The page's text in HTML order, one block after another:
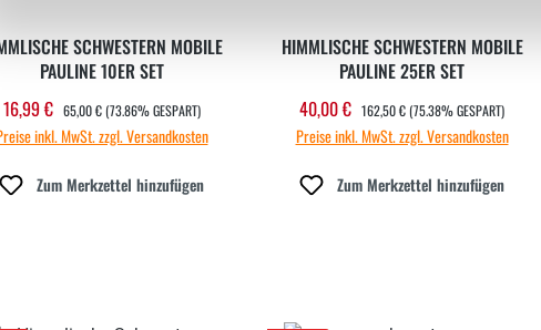
SCHWESTERN MOBILE
PAULINE 10ER SET
Verkaufspreis:
16,99 € REGULÄRER PREIS:
65,00 € (73.86% GESPART)
inkl. MwSt. zzgl. Versandkosten
Zum Merkzettel hinzufügen
HIMMLISCHE SCHWESTERN MOBILE
PAULINE 25ER SET
Verkaufspreis:
40,00 € REGULÄRER PREIS:
162,50 €(75.38% GESPART)
Preise inkl. MwSt. zzgl. Versandkosten
Zum Merkzettel hinzufügen